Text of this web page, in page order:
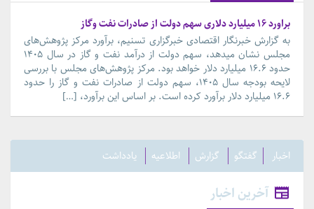
براورد ۱۶ میلیارد دلاری سهم دولت از صادرات نفت وگاز
به گزارش خبرنگار اقتصادی خبرگزاری تسنیم، برآورد مرکز پژوهش‌های
مجلس نشان میدهد، سهم دولت از درآمد نفت و گاز در سال ۱۴۰۵
حدود ۱۶.۶ میلیارد دلار خواهد بود. مرکز پژوهش‌های مجلس با بررسی
لایحه بودجه سال ۱۴۰۵، سهم دولت از صادرات نفت و گاز را حدود
۱۶.۶ میلیارد دلار برآورد کرده است. بر اساس این برآورد، […]
اخبار گفتگو گزارش اطلاعیه یادداشت
آخرین اخبار